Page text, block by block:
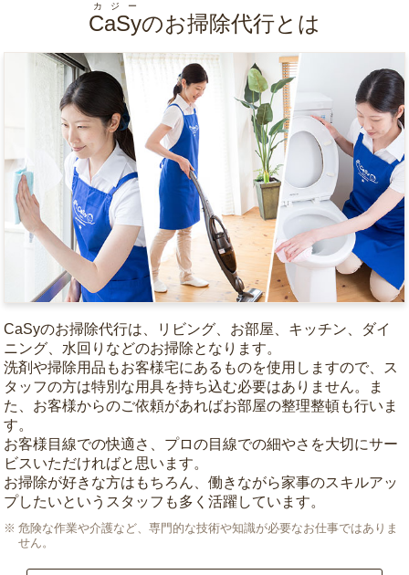
CaSy
カジー
のお掃除代行とは
CaSyのお掃除代行は、リビング、お部屋、キッチン、ダイ
ニング、水回りなどのお掃除となります。
洗剤や掃除用品もお客様宅にあるものを使用しますので、ス
タッフの方は特別な用具を持ち込む必要はありません。ま
た、お客様からのご依頼があればお部屋の整理整頓も行いま
す。
お客様目線での快適さ、プロの目線での細やさを大切にサー
ビスいただければと思います。
お掃除が好きな方はもちろん、働きながら家事のスキルアッ
プしたいというスタッフも多く活躍しています。
危険な作業や介護など、専門的な技術や知識が必要なお仕事ではありま
せん。